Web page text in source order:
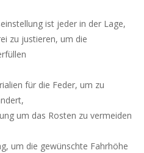
ist jeder in der Lage,
zu justieren, um die
für die Feder, um zu
um das Rosten zu vermeiden
um die gewünschte Fahrhöhe